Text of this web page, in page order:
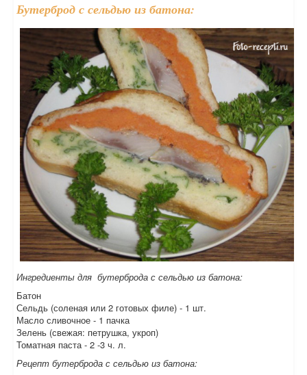
Бутерброд с сельдью из батона:
Ингредиенты для бутерброда с сельдью из батона:
Батон
Сельдь (соленая или 2 готовых филе) - 1 шт.
Масло сливочное - 1 пачка
Зелень (свежая: петрушка, укроп)
Томатная паста - 2 -3 ч. л.
Рецепт бутерброда с сельдью из батона: